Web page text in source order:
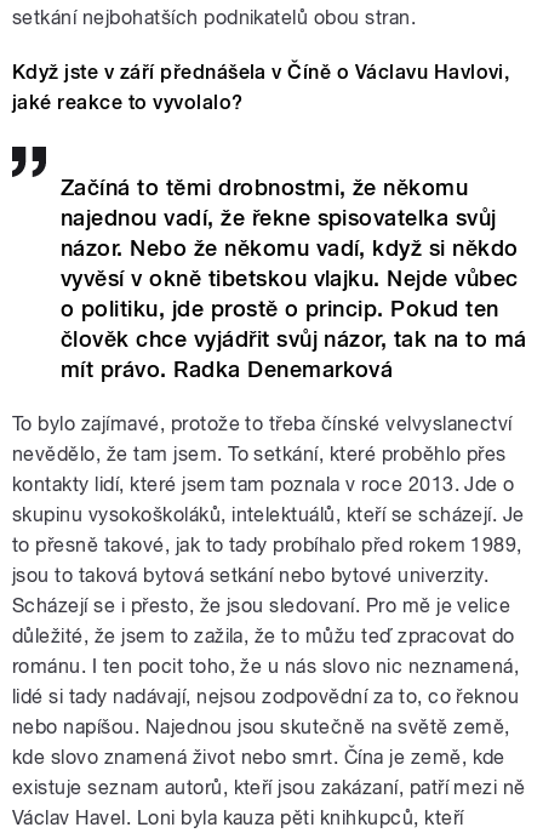
setkání nejbohatších podnikatelů obou stran.
Když jste v září přednášela v Číně o Václavu Havlovi,
jaké reakce to vyvolalo?
Začíná to těmi drobnostmi, že někomu
najednou vadí, že řekne spisovatelka svůj
názor. Nebo že někomu vadí, když si někdo
vyvěsí v okně tibetskou vlajku. Nejde vůbec
o politiku, jde prostě o princip. Pokud ten
člověk chce vyjádřit svůj názor, tak na to má
mít právo. Radka Denemarková
To bylo zajímavé, protože to třeba čínské velvyslanectví
nevědělo, že tam jsem. To setkání, které proběhlo přes
kontakty lidí, které jsem tam poznala v roce 2013. Jde o
skupinu vysokoškoláků, intelektuálů, kteří se scházejí. Je
to přesně takové, jak to tady probíhalo před rokem 1989,
jsou to taková bytová setkání nebo bytové univerzity.
Scházejí se i přesto, že jsou sledovaní. Pro mě je velice
důležité, že jsem to zažila, že to můžu teď zpracovat do
románu. I ten pocit toho, že u nás slovo nic neznamená,
lidé si tady nadávají, nejsou zodpovědní za to, co řeknou
nebo napíšou. Najednou jsou skutečně na světě země,
kde slovo znamená život nebo smrt. Čína je země, kde
existuje seznam autorů, kteří jsou zakázaní, patří mezi ně
Václav Havel. Loni byla kauza pěti knihkupců, kteří